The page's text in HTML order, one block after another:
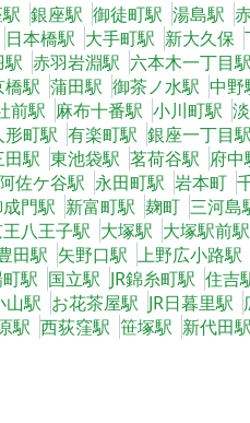
銀座駅 御徒町駅 湯島駅
日本橋駅 大手町駅 新大久保
駅 赤羽岩淵駅 六本木一丁目駅
橋駅 蒲田駅 御茶ノ水駅 中野
前駅 麻布十番駅 小川町駅
形町駅 有楽町駅 銀座一丁目駅
田駅 東池袋駅 茗荷谷駅 府中
阿佐ケ谷駅 永田町駅 岩本町
門駅 新富町駅 麹町 三河島
八王子駅 大塚駅 大塚駅前駅
田駅 矢野口駅 上野広小路駅
駅 国立駅 JR錦糸町駅 住吉
山駅 お花茶屋駅 JR日暮里駅
駅 西荻窪駅 笹塚駅 新代田駅